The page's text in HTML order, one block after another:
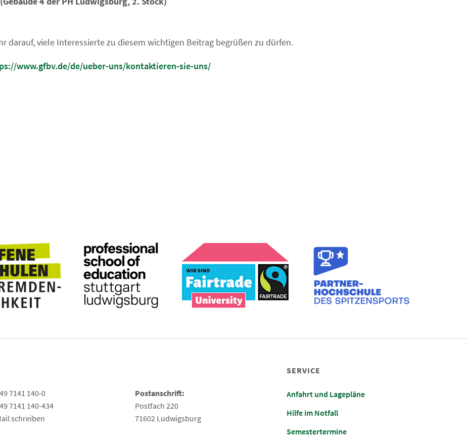
darauf, viele Interessierte zu diesem wichtigen Beitrag begrüßen zu dürfen.
www.gfbv.de/de/ueber-uns/kontaktieren-sie-uns/
7141 140-0
7141 140-434
schreiben
Postanschrift:
Postfach 220
71602 Ludwigsburg
SERVICE
Anfahrt und Lagepläne
Hilfe im Notfall
Semestertermine